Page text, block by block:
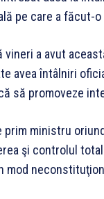
pe care a făcut-
vineri a avut
avea întâlniri
să promoveze
prim ministru
şi controlul
mod